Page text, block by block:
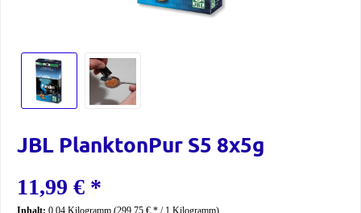
JBL PlanktonPur S5 8x5g
11,99 € *
Inhalt: 0.04 Kilogramm (299,75 € * / 1 Kilogramm)